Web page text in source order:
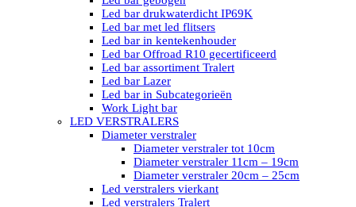
Led bar drukwaterdicht IP69K
Led bar met led flitsers
Led bar in kentekenhouder
Led bar Offroad R10 gecertificeerd
Led bar assortiment Tralert
Led bar Lazer
Led bar in Subcategorieën
Work Light bar
LED VERSTRALERS
Diameter verstraler
Diameter verstraler tot 10cm
Diameter verstraler 11cm – 19cm
Diameter verstraler 20cm – 25cm
Led verstralers vierkant
Led verstralers Tralert